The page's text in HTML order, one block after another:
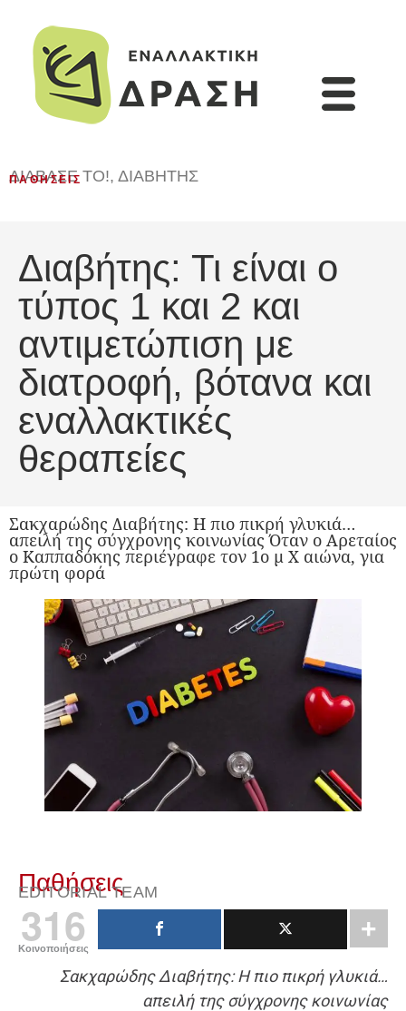
ΔΙΆΒΑΣΈ ΤΟ!, ΔΙΑΒΉΤΗΣ
ΠΑΘΉΣΕΙΣ
Διαβήτης: Τι είναι ο
τύπος 1 και 2 και
αντιμετώπιση με
διατροφή, βότανα και
εναλλακτικές
θεραπείες
Σακχαρώδης Διαβήτης: Η πιο πικρή γλυκιά…
απειλή της σύγχρονης κοινωνίας Όταν ο Αρεταίος
ο Καππαδόκης περιέγραφε τον 1ο μ Χ αιώνα, για
πρώτη φορά
Παθήσεις
EDITORIAL TEAM
316
Κοινοποιήσεις
Σακχαρώδης Διαβήτης: Η πιο πικρή γλυκιά…
απειλή της σύγχρονης κοινωνίας